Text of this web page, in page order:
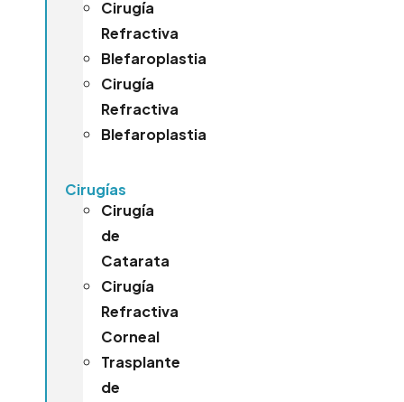
Cirugía
Refractiva
Blefaroplastia
Cirugía
Refractiva
Blefaroplastia
Cirugías
Cirugía
de
Catarata
Cirugía
Refractiva
Corneal
Trasplante
de